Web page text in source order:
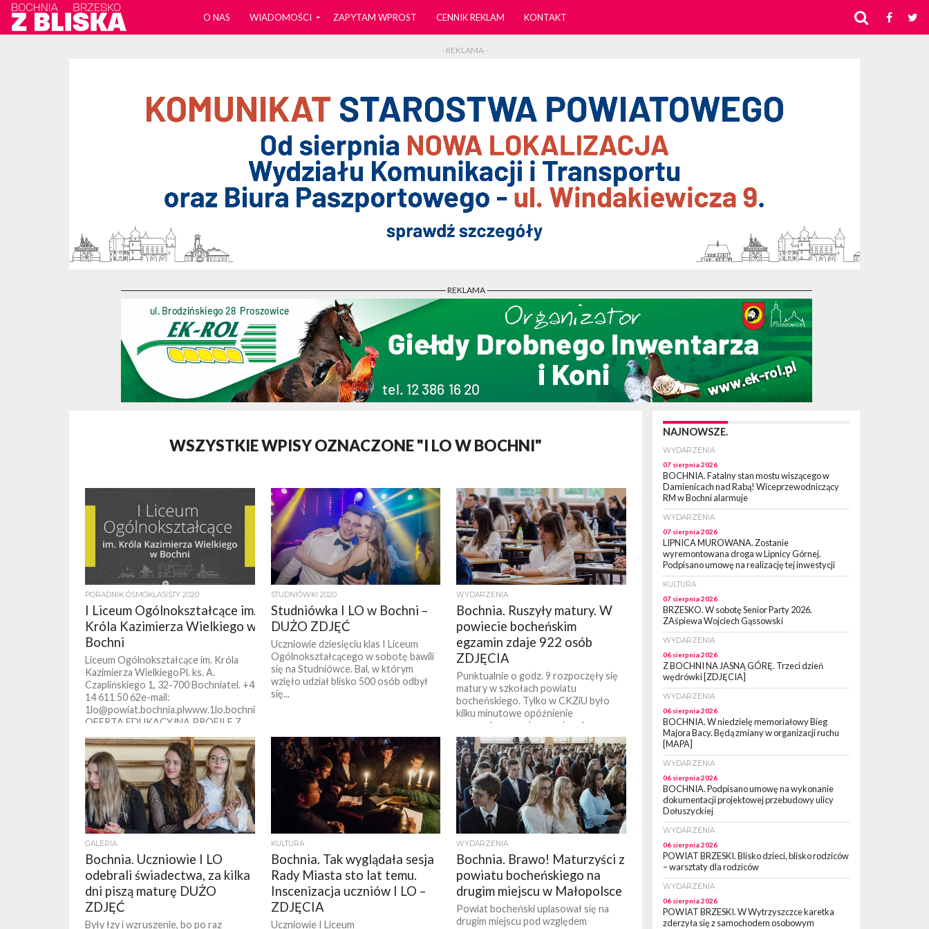
O NAS WIADOMOŚCI ZAPYTAM WPROST CENNIK REKLAM KONTAKT
- REKLAMA -
- REKLAMA -
WSZYSTKIE WPISY OZNACZONE "I LO W BOCHNI"
PORADNIK ÓSMOKLASISTY 2020
I Liceum Ogólnokształcące im.
Króla Kazimierza Wielkiego w
Bochni
Liceum Ogólnokształcące im. Króla
Kazimierza WielkiegoPl. ks. A.
Czaplińskiego 1, 32-700 Bochniatel. +48
14 611 50 62e-mail:
1lo@powiat.bochnia.plwww.1lo.bochnia.pl
OFERTA EDUKACYJNA PROFILE Z...
STUDNIÓWKI 2020
Studniówka I LO w Bochni –
DUŻO ZDJĘĆ
Uczniowie dziesięciu klas I Liceum
Ogólnokształcącego w sobotę bawili
się na Studniówce. Bal, w którym
wzięło udział blisko 500 osób odbył
się...
WYDARZENIA
Bochnia. Ruszyły matury. W
powiecie bocheńskim
egzamin zdaje 922 osób
ZDJĘCIA
Punktualnie o godz. 9 rozpoczęły się
matury w szkołach powiatu
bocheńskiego. Tylko w CKZiU było
kilku minutowe opóźnienie
spowodowane alarmem bombowym.
Sytuacje...
GALERIA
Bochnia. Uczniowie I LO
odebrali świadectwa, za kilka
dni piszą maturę DUŻO
ZDJĘĆ
Były łzy i wzruszenie, bo po raz
KULTURA
Bochnia. Tak wyglądała sesja
Rady Miasta sto lat temu.
Inscenizacja uczniów I LO –
ZDJĘCIA
Uczniowie I Liceum
WYDARZENIA
Bochnia. Brawo! Maturzyści z
powiatu bocheńskiego na
drugim miejscu w Małopolsce
Powiat bocheński uplasował się na
drugim miejscu pod względem
NAJNOWSZE.
WYDARZENIA
07 sierpnia 2026
BOCHNIA. Fatalny stan mostu wiszącego w
Damienicach nad Rabą! Wiceprzewodniczący
RM w Bochni alarmuje
WYDARZENIA
07 sierpnia 2026
LIPNICA MUROWANA. Zostanie
wyremontowana droga w Lipnicy Górnej.
Podpisano umowę na realizację tej inwestycji
KULTURA
07 sierpnia 2026
BRZESKO. W sobotę Senior Party 2026.
ZAśpiewa Wojciech Gąssowski
WYDARZENIA
06 sierpnia 2026
Z BOCHNI NA JASNĄ GÓRĘ. Trzeci dzień
wędrówki [ZDJĘCIA]
WYDARZENIA
06 sierpnia 2026
BOCHNIA. W niedzielę memoriałowy Bieg
Majora Bacy. Będą zmiany w organizacji ruchu
[MAPA]
WYDARZENIA
06 sierpnia 2026
BOCHNIA. Podpisano umowę na wykonanie
dokumentacji projektowej przebudowy ulicy
Dołuszyckiej
WYDARZENIA
06 sierpnia 2026
POWIAT BRZESKI. Blisko dzieci, blisko rodziców
– warsztaty dla rodziców
WYDARZENIA
06 sierpnia 2026
POWIAT BRZESKI. W Wytrzyszczce karetka
zderzyła się z samochodem osobowym